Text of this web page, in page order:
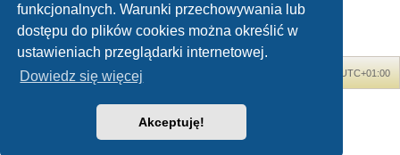
funkcjonalnych. Warunki przechowywania lub
dostępu do plików cookies można określić w
ustawieniach przeglądarki internetowej.
Dowiedz się więcej
Akceptuję!
Posty: 16 • Strona1z1
Forum Dinozaury.com UTC+01:00
Dinozaury.com© 2006-2020
Technologię dostarczaphpBB® Forum Software © phpBB Limited
Polski pakiet językowy dostarcza